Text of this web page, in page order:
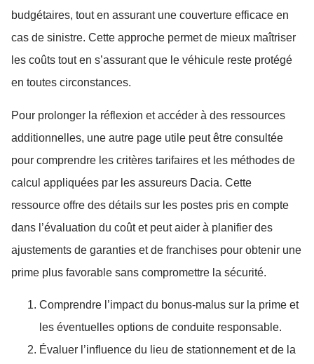
budgétaires, tout en assurant une couverture efficace en
cas de sinistre. Cette approche permet de mieux maîtriser
les coûts tout en s’assurant que le véhicule reste protégé
en toutes circonstances.
Pour prolonger la réflexion et accéder à des ressources
additionnelles, une autre page utile peut être consultée
pour comprendre les critères tarifaires et les méthodes de
calcul appliquées par les assureurs Dacia. Cette
ressource offre des détails sur les postes pris en compte
dans l’évaluation du coût et peut aider à planifier des
ajustements de garanties et de franchises pour obtenir une
prime plus favorable sans compromettre la sécurité.
Comprendre l’impact du bonus-malus sur la prime et
les éventuelles options de conduite responsable.
Évaluer l’influence du lieu de stationnement et de la